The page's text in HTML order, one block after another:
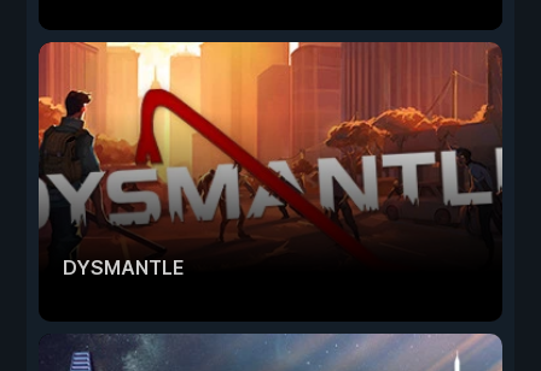
DYSMANTLE